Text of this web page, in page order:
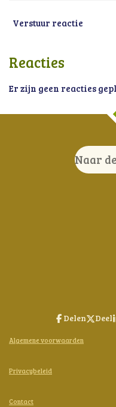
Verstuur reactie
Reacties
Er zijn geen reacties
Naar
Delen Deel
Algemene voorwaarden
Privacybeleid
Contact